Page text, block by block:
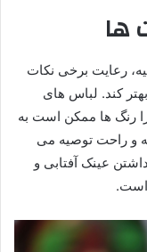
ها
رعایت برخی نکات
کند. لباس های
رنگ ها ممکن است به
و راحت توصیه می
عینک آفتابی و
است.